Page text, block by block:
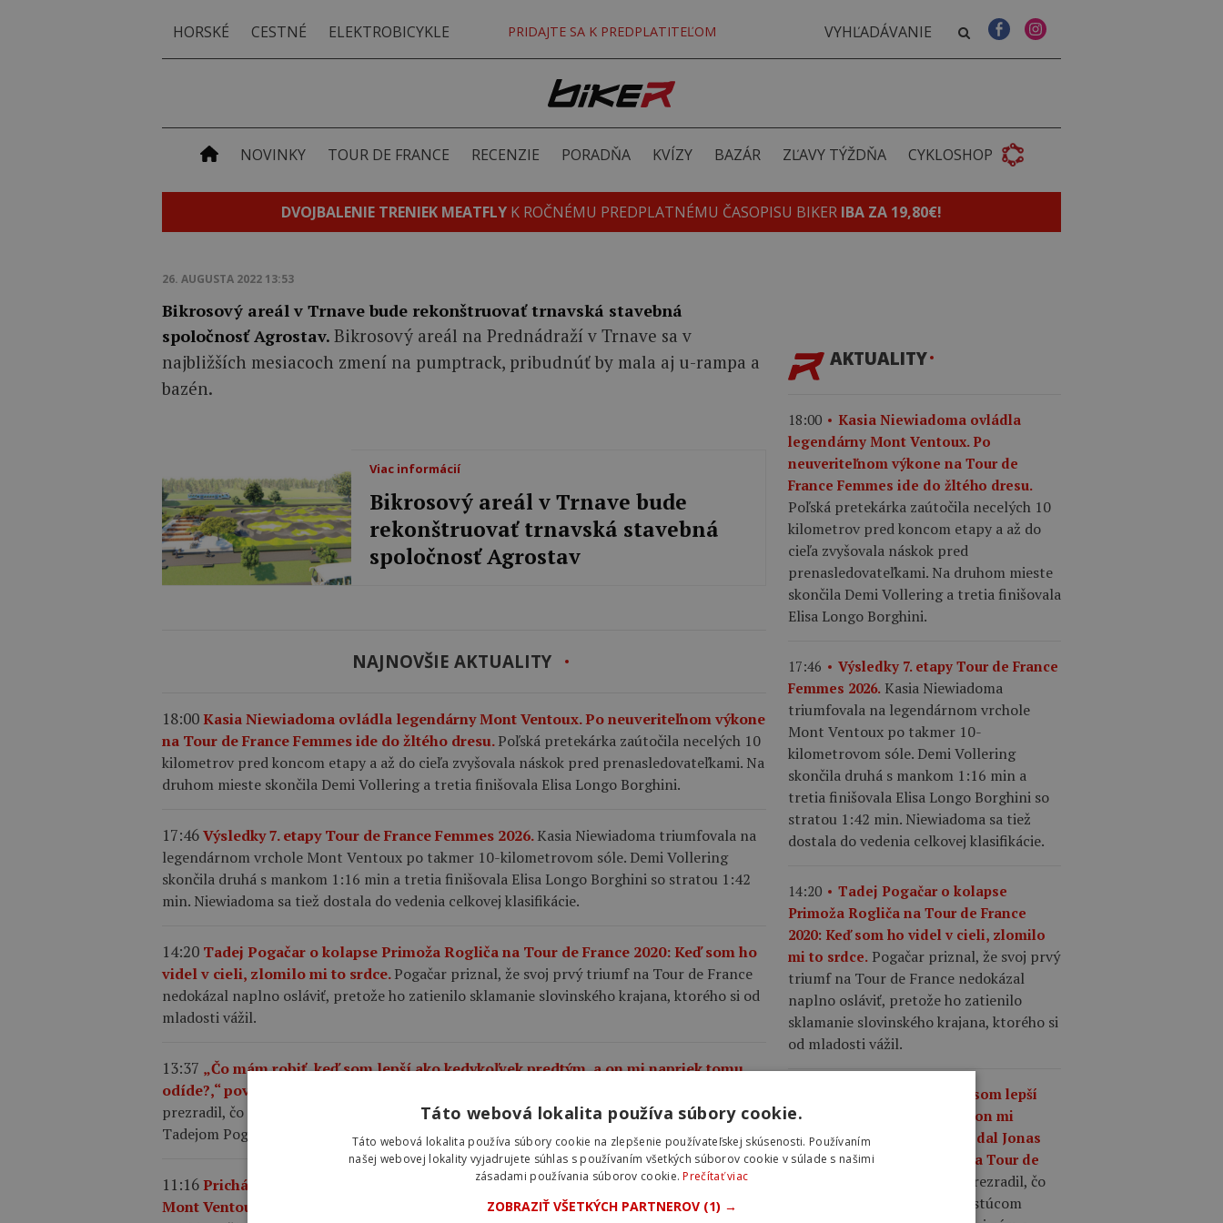
HORSKÉ CESTNÉ ELEKTROBICYKLE PRIDAJTE SA K PREDPLATITEĽOM
NOVINKY TOUR DE FRANCE RECENZIE PORADŇA KVÍZY BAZÁR ZĽAVY TÝŽDŇA CYKLOSHOP
DVOJBALENIE TRENIEK MEATFLY K ROČNÉMU PREDPLATNÉMU ČASOPISU BIKER IBA ZA 19,80€!
26. AUGUSTA 2022 13:53
Bikrosový areál v Trnave bude rekonštruovať trnavská stavebná
spoločnosť Agrostav. Bikrosový areál na Prednádraží v Trnave sa v
najbližších mesiacoch zmení na pumptrack, pribudnúť by mala aj u-rampa a
bazén.
Viac informácií
Bikrosový areál v Trnave bude
rekonštruovať trnavská stavebná
spoločnosť Agrostav
NAJNOVŠIE AKTUALITY
18:00Kasia Niewiadoma ovládla legendárny Mont Ventoux. Po neuveriteľnom výkone
na Tour de France Femmes ide do žltého dresu.Poľská pretekárka zaútočila necelých 10
kilometrov pred koncom etapy a až do cieľa zvyšovala náskok pred prenasledovateľkami. Na
druhom mieste skončila Demi Vollering a tretia finišovala Elisa Longo Borghini.
17:46Výsledky 7. etapy Tour de France Femmes 2026.Kasia Niewiadoma triumfovala na
legendárnom vrchole Mont Ventoux po takmer 10-kilometrovom sóle. Demi Vollering
skončila druhá s mankom 1:16 min a tretia finišovala Elisa Longo Borghini so stratou 1:42
min. Niewiadoma sa tiež dostala do vedenia celkovej klasifikácie.
14:20 Tadej Pogačar o kolapse Primoža Rogliča na Tour de France 2020: Keď som ho
videl v cieli, zlomilo mi to srdce.Pogačar priznal, že svoj prvý triumf na Tour de France
nedokázal naplno osláviť, pretože ho zatienilo sklamanie slovinského krajana, ktorého si od
mladosti vážil.
13:37 „Čo mám robiť, keď som lepší ako kedykoľvek predtým, a on mi napriek tomu
odíde?,“ povedal Jonas Vingegaard o Pogačarovi na Tour de France.
prezradil, čo mu povedal Vingegaard o rastúcom výkonnostnom rozdiele medzi ním a
Tadejom Pogačarom.
11:16Prichádza najťažšia skúška Tour de France Femmes. Favoritky čaká legendárny
Mont Ventoux.
Siedma etapa Tour de France Femmes 2026 privedie pretekárky na jeden z
AKTUALITY
18:00
Kasia Niewiadoma ovládla
legendárny Mont Ventoux. Po
neuveriteľnom výkone na Tour de
France Femmes ide do žltého dresu.
Poľská pretekárka zaútočila necelých 10
kilometrov pred koncom etapy a až do
cieľa zvyšovala náskok pred
prenasledovateľkami. Na druhom mieste
skončila Demi Vollering a tretia finišovala
Elisa Longo Borghini.
17:46
Výsledky 7. etapy Tour de France
Femmes 2026. Kasia Niewiadoma
triumfovala na legendárnom vrchole
Mont Ventoux po takmer 10-
kilometrovom sóle. Demi Vollering
skončila druhá s mankom 1:16 min a
tretia finišovala Elisa Longo Borghini so
stratou 1:42 min. Niewiadoma sa tiež
dostala do vedenia celkovej klasifikácie.
14:20
Tadej Pogačar o kolapse
Primoža Rogliča na Tour de France
2020: Keď som ho videl v cieli, zlomilo
mi to srdce. Pogačar priznal, že svoj prvý
triumf na Tour de France nedokázal
naplno osláviť, pretože ho zatienilo
sklamanie slovinského krajana, ktorého si
od mladosti vážil.
„Čo mám robiť, keď som lepší
ako kedykoľvek predtým, a on mi
napriek tomu odíde?,“ povedal Jonas
Vingegaard o Pogačarovi na Tour de
Mattias Skjelmose prezradil, čo
mu povedal Vingegaard o rastúcom
Táto webová lokalita používa súbory cookie.
Táto webová lokalita používa súbory cookie na zlepšenie používateľskej skúsenosti. Používaním
našej webovej lokality vyjadrujete súhlas s používaním všetkých súborov cookie v súlade s našimi
zásadami používania súborov cookie.Prečítať viac
ZOBRAZIŤ VŠETKÝCH PARTNEROV (1) →